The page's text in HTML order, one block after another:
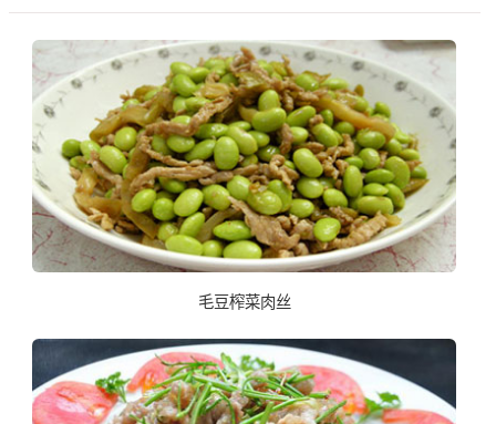
毛豆榨菜肉丝